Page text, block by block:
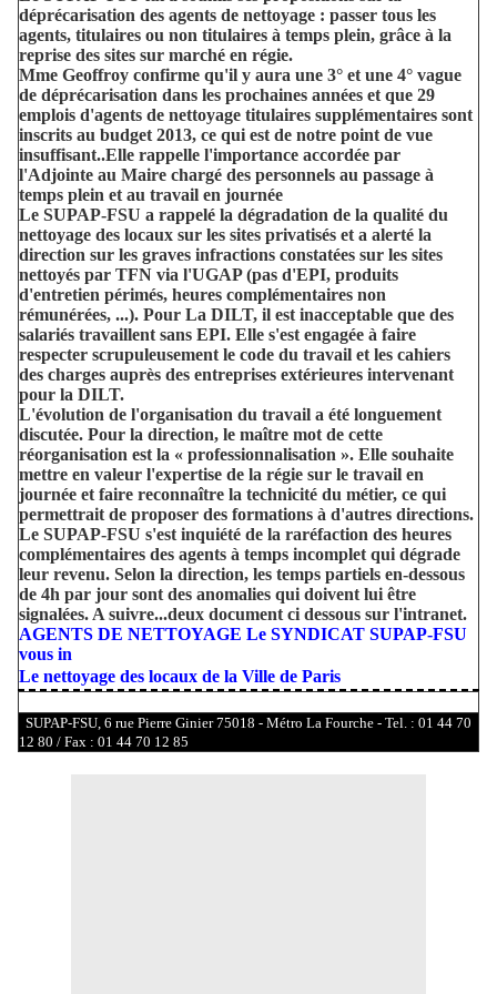
déprécarisation des agents de nettoyage : passer tous les
agents, titulaires ou non titulaires à temps plein, grâce à la
reprise des sites sur marché en régie.
Mme Geoffroy confirme qu'il y aura une 3° et une 4° vague
de déprécarisation dans les prochaines années et que 29
emplois d'agents de nettoyage titulaires supplémentaires sont
inscrits au budget 2013, ce qui est de notre point de vue
insuffisant..Elle rappelle l'importance accordée par
l'Adjointe au Maire chargé des personnels au passage à
temps plein et au travail en journée
Le SUPAP-FSU a rappelé la dégradation de la qualité du
nettoyage des locaux sur les sites privatisés et a alerté la
direction sur les graves infractions constatées sur les sites
nettoyés par TFN via l'UGAP (pas d'EPI, produits
d'entretien périmés, heures complémentaires non
rémunérées, ...). Pour La DILT, il est inacceptable que des
salariés travaillent sans EPI. Elle s'est engagée à faire
respecter scrupuleusement le code du travail et les cahiers
des charges auprès des entreprises extérieures intervenant
pour la DILT.
L'évolution de l'organisation du travail a été longuement
discutée. Pour la direction, le maître mot de cette
réorganisation est la « professionnalisation ». Elle souhaite
mettre en valeur l'expertise de la régie sur le travail en
journée et faire reconnaître la technicité du métier, ce qui
permettrait de proposer des formations à d'autres directions.
Le SUPAP-FSU s'est inquiété de la raréfaction des heures
complémentaires des agents à temps incomplet qui dégrade
leur revenu. Selon la direction, les temps partiels en-dessous
de 4h par jour sont des anomalies qui doivent lui être
signalées. A suivre...deux document ci dessous sur l'intranet.
AGENTS DE NETTOYAGE Le SYNDICAT SUPAP-FSU
vous in
Le nettoyage des locaux de la Ville de Paris
SUPAP-FSU, 6 rue Pierre Ginier 75018 - Métro La Fourche - Tel. : 01 44 70
12 80 / Fax : 01 44 70 12 85